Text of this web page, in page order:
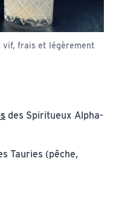
vif, frais et légèrement
des Spiritueux Alpha-
Tauries (pêche,